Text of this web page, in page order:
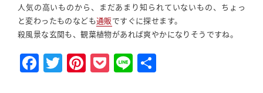
人気の高いものから、まだあまり知られていないもの、ちょっ
と変わったものなども通販ですぐに探せます。
殺風景な玄関も、観葉植物があれば爽やかになりそうですね。
F
a
T
w
Pi
nt
P
o
Li
n